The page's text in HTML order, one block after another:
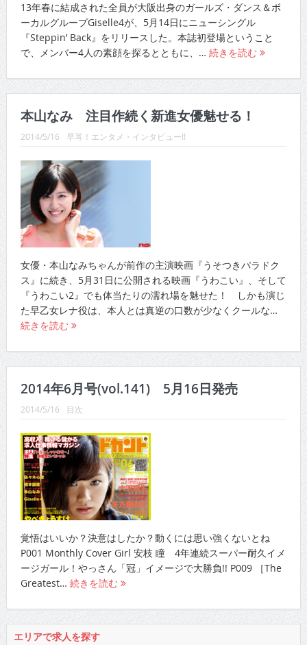
13年春に結成された全員が大阪出身のガールズ・ダンス＆ボ
ーカルグループGiselle4が、5月14日にニューシングル
『Steppin’ Back』をリリースした。本誌初登場ということ
で、メンバー4人の素顔を探るとともに、… 続きを読む
本山なみ 注目作続く新進女優魅せる！
2014/5/16 早耳！エンタメ・インタビュー!!
女優・本山なみちゃんが前作の主演映画『うそつきパラドク
ス』に続き、5月31日に公開される映画『うわこい』、そして
『うわこい2』でも体当たりの濡れ場を魅せた！ しかも演じ
た早乙女レナ役は、本人とは真逆の口数が少なくクールな…
続きを読む
2014年6月号(vol.141) 5月16日発売
2014/5/16 目次
覚悟はいいか？決意はしたか？動くには思い強くないとね
P001 Monthly Cover Girl 安枝 瞳 4年連続スーパー耐久イメ
ージガール！やっさん「冠」イメージで大勝負!! P009 ［The
Greatest… 続きを読む
エリアで求人を探す